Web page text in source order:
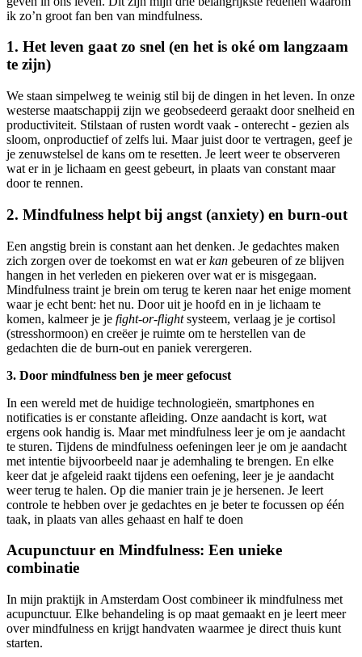
ik zo’n groot fan ben van mindfulness.
1. Het leven gaat zo snel (en het is oké om langzaam
te zijn)
We staan simpelweg te weinig stil bij de dingen in het leven. In onze
westerse maatschappij zijn we geobsedeerd geraakt door snelheid en
productiviteit. Stilstaan of rusten wordt vaak - onterecht - gezien als
sloom, onproductief of zelfs lui. Maar juist door te vertragen, geef je
je zenuwstelsel de kans om te resetten. Je leert weer te observeren
wat er in je lichaam en geest gebeurt, in plaats van constant maar
door te rennen.
2. Mindfulness helpt bij angst (anxiety) en burn-out
Een angstig brein is constant aan het denken. Je gedachtes maken
zich zorgen over de toekomst en wat erkan gebeuren of ze blijven
hangen in het verleden en piekeren over wat er is misgegaan.
Mindfulness traint je brein om terug te keren naar het enige moment
waar je echt bent: het nu. Door uit je hoofd en in je lichaam te
komen, kalmeer je je fight-or-flightsysteem, verlaag je je cortisol
(stresshormoon) en creëer je ruimte om te herstellen van de
gedachten die de burn-out en paniek verergeren.
3. Door mindfulness ben je meer gefocust
In een wereld met de huidige technologieën, smartphones en
notificaties is er constante afleiding. Onze aandacht is kort, wat
ergens ook handig is. Maar met mindfulness leer je om je aandacht
te sturen. Tijdens de mindfulness oefeningen leer je om je aandacht
met intentie bijvoorbeeld naar je ademhaling te brengen. En elke
keer dat je afgeleid raakt tijdens een oefening, leer je je aandacht
weer terug te halen. Op die manier train je je hersenen. Je leert
controle te hebben over je gedachtes en je beter te focussen op één
taak, in plaats van alles gehaast en half te doen
Acupunctuur en Mindfulness: Een unieke
combinatie
In mijn praktijk in Amsterdam Oost combineer ik mindfulness met
acupunctuur. Elke behandeling is op maat gemaakt en je leert meer
over mindfulness en krijgt handvaten waarmee je direct thuis kunt
starten.